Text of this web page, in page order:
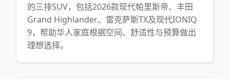
的三排SUV，包括2026款现代帕里斯帝、丰田
Grand Highlander、雷克萨斯TX及现代IONIQ
9，帮助华人家庭根据空间、舒适性与预算做出
理想选择。